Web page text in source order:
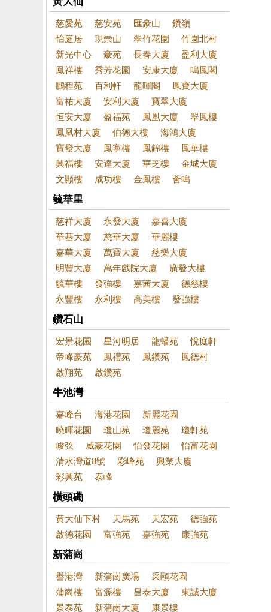
慈愛苑 慈安苑 匯豪山
鑽嶺
怡庭居
現崇山 翠竹花園
竹園北村
新光中心
豪苑 長春大廈
盈利大廈
鳳祥樓
秀芳花園 安康大廈
鳴鳳閣
鵬程苑
百利軒 龍暉閣
鳳寶大廈
富祐大廈
安利大廈
寶翠大廈
恒安大廈
盈福苑 鳳凰大廈
翠鳳樓
鳳凰村大廈
伯德大樓
海鴻大廈
寶發大廈
鳳寧樓 鳳錦樓
鳳華樓
興福樓
安達大廈 華芝樓
金城大廈
文顯樓
成功樓 金鳳樓 薈鳴
毓華里
慈祥大廈 永發大廈
嘉喜大廈
華基大廈
慈華大廈
華麗樓
嘉華大廈
萬寶大廈
慈樂大廈
明豐大廈
萬年戲院大廈
廣發大樓
毓華樓
發強樓 嘉茜大廈
德慈樓
永豐樓
永利樓 高美樓 發強樓
鑽石山
宏景花園 星河明居 龍蟠苑
悅庭軒
帝峰豪苑
鳳禮苑 鳳鑽苑
鳳德村
啟翔苑
啟鑽苑
牛池灣
嘉峰台 海港花園
新麗花園
曉暉花園
瓊山苑 瓊麗苑
瓊軒苑
峻弦
威豪花園 怡發花園
怡富花園
清水灣道8號
彩峰苑
興業大廈
彩興苑
泰峰
橫頭磡
黃大仙下村 天馬苑 天宏苑
德強苑
啟德花園
富強苑 嘉強苑 康強苑
新蒲崗
譽港灣 新蒲崗廣場
采頤花園
蒲崗樓
富源樓 昌泰大廈
東誠大廈
景泰苑
新蒲崗大廈
康景樓